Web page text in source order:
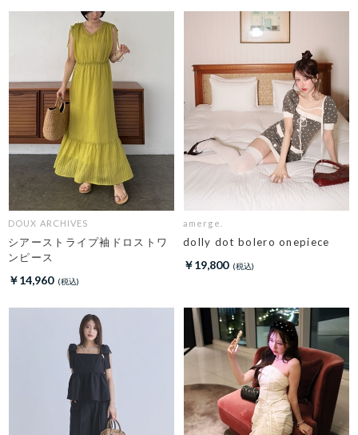
DOUX ARCHIVES
シアーストライプ袖ドロストワ
ンピース
￥14,960
amerge.
dolly dot bolero onepiece
￥19,800